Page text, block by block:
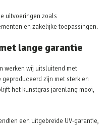
uitvoeringen zoals
en zakelijke toepassingen.
lange garantie
werken wij uitsluitend met
zijn met sterk en
het kunstgras jarenlang mooi,
een uitgebreide UV-garantie,